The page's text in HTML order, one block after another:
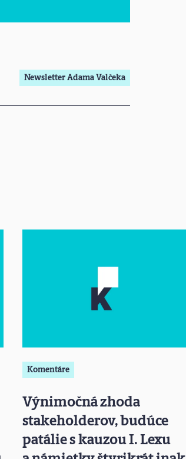
Newsletter Adama Valčeka
Komentáre
Výnimočná zhoda
stakeholderov, budúce
patálie s kauzou I. Lexu